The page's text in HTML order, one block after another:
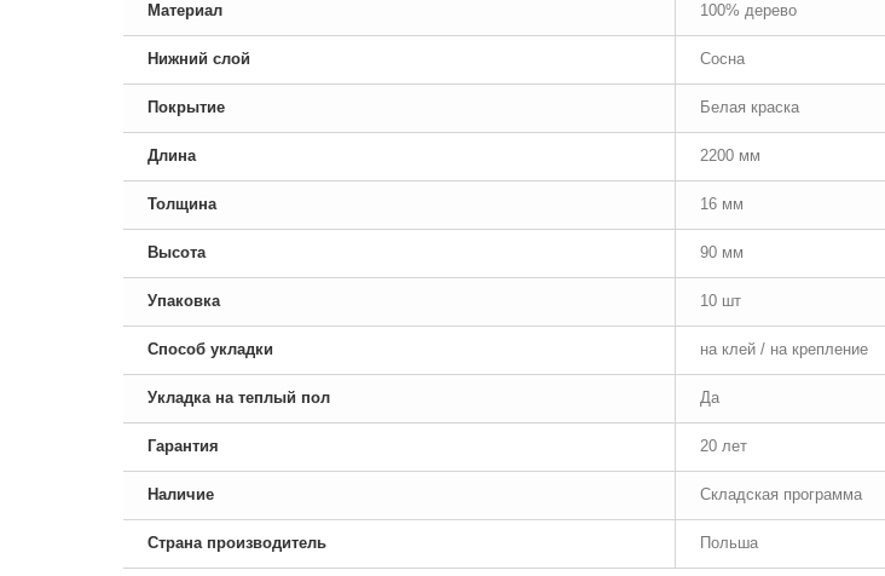
Материал 100% дерево
Нижний слой Сосна
Покрытие Белая краска
Длина 2200 мм
Толщина 16 мм
Высота 90 мм
Упаковка 10 шт
Способ укладки на клей / на крепление
Укладка на теплый пол Да
Гарантия 20 лет
Наличие Складская программа
Страна производитель Польша